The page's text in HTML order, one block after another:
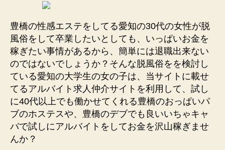
豊橋の性感エステをしてる愛知の30代の女性が脱
風俗をして卒業したいとしても、いっぱいお金を
稼ぎたい事情があるから、簡単には退職出来ない
のではないでしょうか？そんな脱風俗をを検討し
ている愛知の大学生の女の子は、当サイトに載せ
てるアルバイト求人仲介サイトを利用して、試し
に40代以上でも働かせてくれる豊橋のおっぱいパ
ブのホステスや、豊橋のデブでも良いいちゃキャ
バで試しにアルバイトをしてお金を沢山稼ぎませ
んか？